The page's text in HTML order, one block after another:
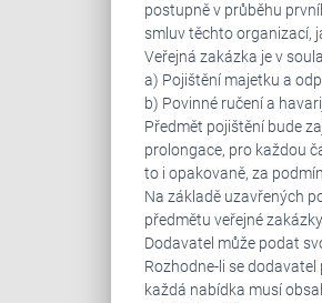
postupně v průběhu
smluv těchto organizací,
Veřejná zakázka je v
a) Pojištění majetku a
b) Povinné ručení a
Předmět pojištění bude
prolongace, pro každou
to i opakovaně, za
Na základě uzavřených
předmětu veřejné zakázky.
Dodavatel může podat
Rozhodne-li se
každá nabídka musí